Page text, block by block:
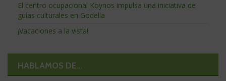
El centro ocupacional Koynos impulsa una iniciativa de
guías culturales en Godella
¡Vacaciones a la vista!
HABLAMOS DE...